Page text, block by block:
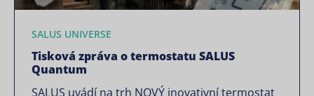
SALUS UNIVERSE
Tisková zpráva o termostatu SALUS
Quantum
SALUS uvádí na trh NOVÝ inovativní termostat